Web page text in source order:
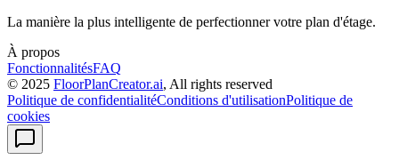
La manière la plus intelligente de perfectionner votre plan d'étage.
À propos
FonctionnalitésFAQ
© 2025 FloorPlanCreator.ai, All rights reserved
Politique de confidentialitéConditions d'utilisationPolitique de
cookies